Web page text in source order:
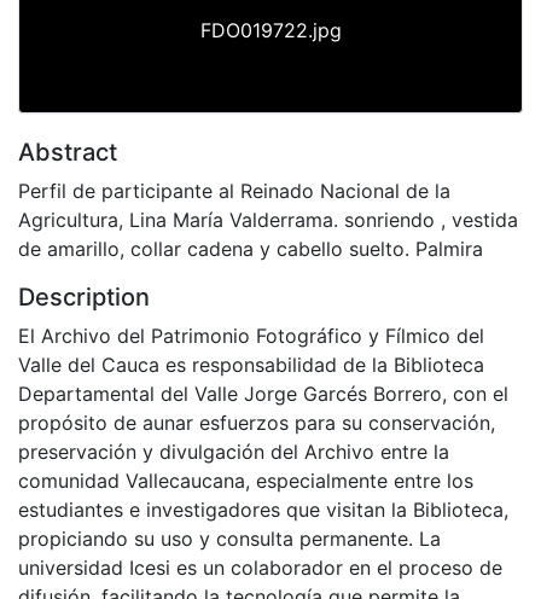
FDO019722.jpg
Abstract
Perfil de participante al Reinado Nacional de la
Agricultura, Lina María Valderrama. sonriendo , vestida
de amarillo, collar cadena y cabello suelto. Palmira
Description
El Archivo del Patrimonio Fotográfico y Fílmico del
Valle del Cauca es responsabilidad de la Biblioteca
Departamental del Valle Jorge Garcés Borrero, con el
propósito de aunar esfuerzos para su conservación,
preservación y divulgación del Archivo entre la
comunidad Vallecaucana, especialmente entre los
estudiantes e investigadores que visitan la Biblioteca,
propiciando su uso y consulta permanente. La
universidad Icesi es un colaborador en el proceso de